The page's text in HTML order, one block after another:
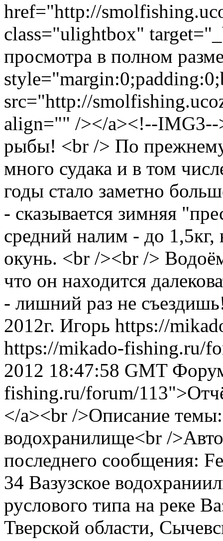
href="http://
class="ulightbox"
просмотра в полном
src="http://
align="" /></a><!--IMG3--
рыбы! <br /> По
много судака и в том
годы стало заметно
- сказывается зимняя
средний налим - до
окунь. <br /><br />
что он находится
- лишний раз не
2012г. Игорь https://
https://mikado-fishing.ru/
2012 18:47:58 GMT
fishing.ru/forum/
</a><br />Описание темы:
водохранилище<br /
последнего сообщения:
34 Вазузское
руслового типа на реке
Тверской области,